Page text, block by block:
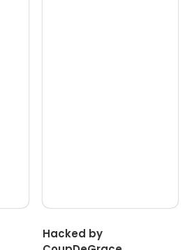
Hacked by